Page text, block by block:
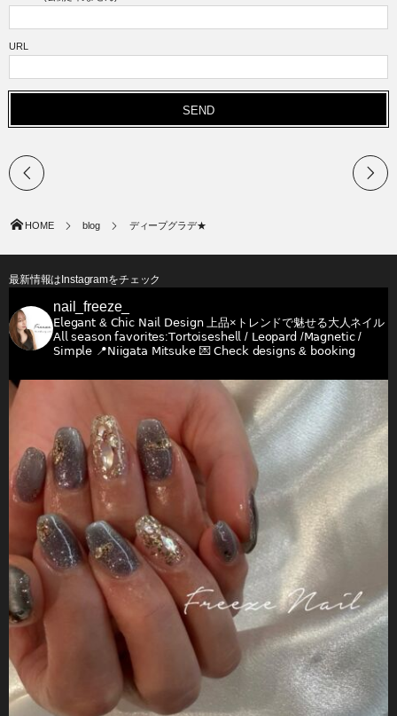
URL
HOME blog ディープグラデ★
最新情報はInstagramをチェック
nail_freeze_
𝖤𝗅𝖾𝗀𝖺𝗇𝗍 & 𝖢𝗁𝗂𝖼 𝖭𝖺𝗂𝗅 𝖣𝖾𝗌𝗂𝗀𝗇上品×トレンドで魅せる大人ネイル
𝖠𝗅𝗅 𝗌𝖾𝖺𝗌𝗈𝗇 𝖿𝖺𝗏𝗈𝗋𝗂𝗍𝖾𝗌:𝖳𝗈𝗋𝗍𝗈𝗂𝗌𝖾𝗌𝗁𝖾𝗅𝗅 / 𝖫𝖾𝗈𝗉𝖺𝗋𝖽 /𝖬𝖺𝗀𝗇𝖾𝗍𝗂𝖼 /
𝖲𝗂𝗆𝗉𝗅𝖾 📍𝖭𝗂𝗂𝗀𝖺𝗍𝖺 𝖬𝗂𝗍𝗌𝗎𝗄𝖾💌 𝖢𝗁𝖾𝖼𝗄 𝖽𝖾𝗌𝗂𝗀𝗇𝗌 & 𝖻𝗈𝗈𝗄𝗂𝗇𝗀